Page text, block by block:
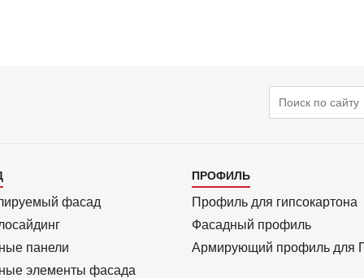
Поиск
фасад
панели
элементы фасада
Каталог
3
ПРОФИЛЬ
Профиль для гипсо­картона
Фасадный профиль
Армиру­ю­щий профиль для